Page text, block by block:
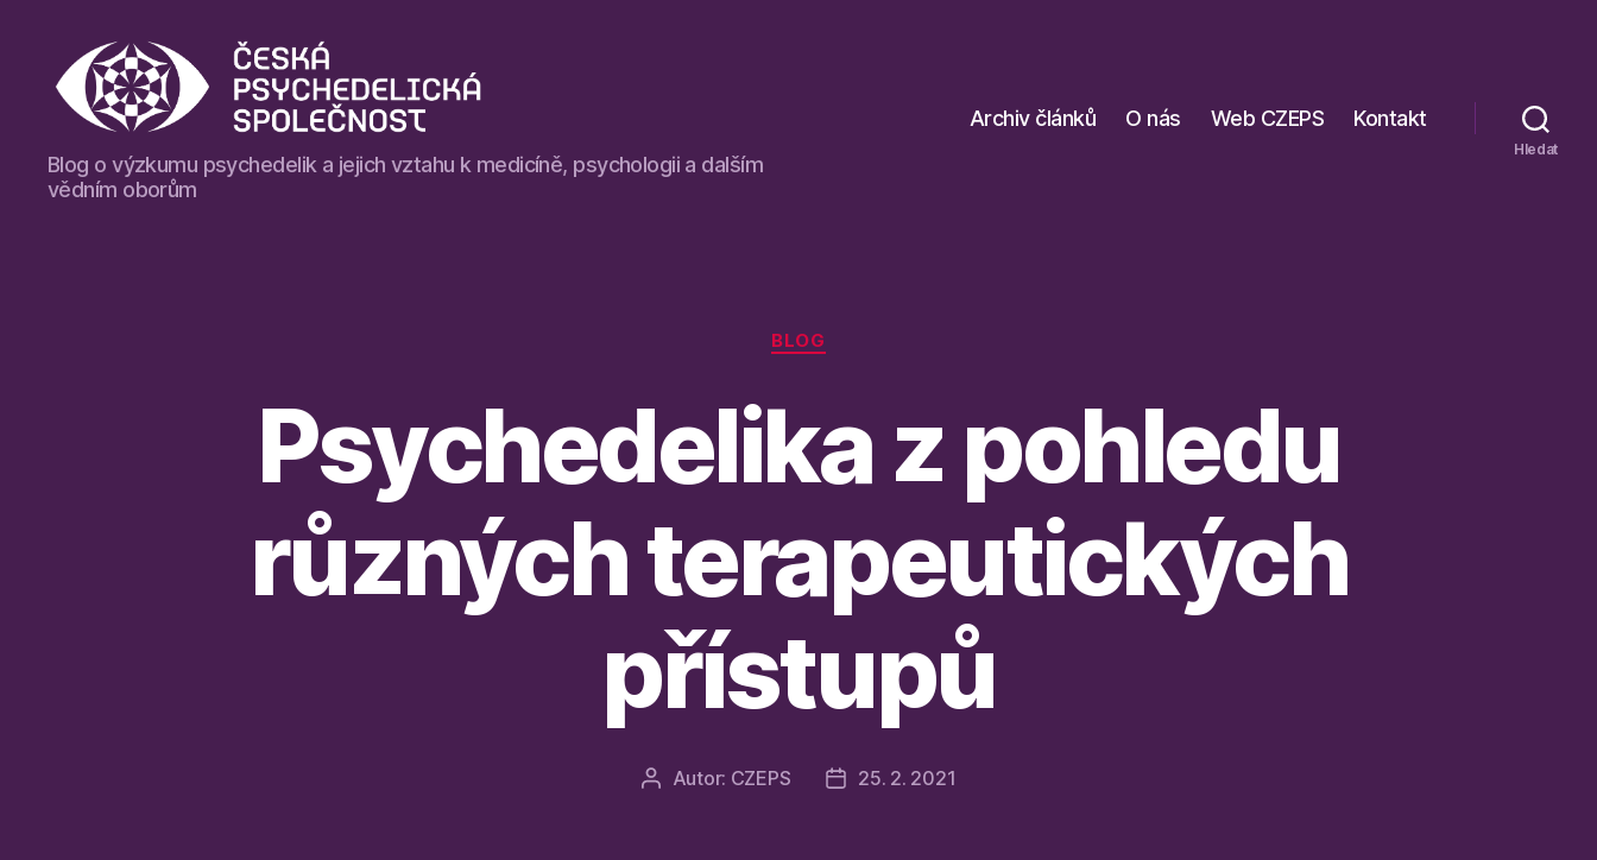
Blog
České
psychedelické
Blog o výzkumu psychedelik a jejich vztahu k medicíně, psychologii a dalším
vědním oborům
Archiv článků O nás Web CZEPS Kontakt
Hledat
Rubriky
BLOG
Psychedelika z pohledu
různých terapeutických
přístupů
AutorAutor: CZEPS
Datum
25. 2. 2021